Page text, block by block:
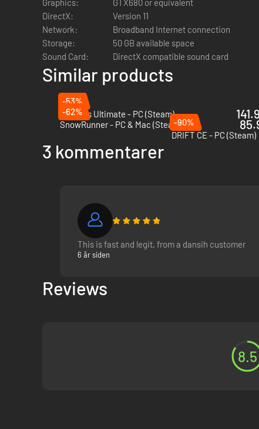
Graphics:
GTX680 or equivalent
DirectX:
Version 11
Network:
Broadband Internet connection
Storage:
50 GB available space
Sound Card:
DirectX compatible sound card
Similar products
-53%
Le Mans Ultimate - PC (Steam)
-62%
SnowRunner - PC & Mac (Steam)-90%
DRIFT CE - PC (Steam)
3 kommentarer
This is fast and legit, from a dansih customer
6 år siden
Reviews
8.5